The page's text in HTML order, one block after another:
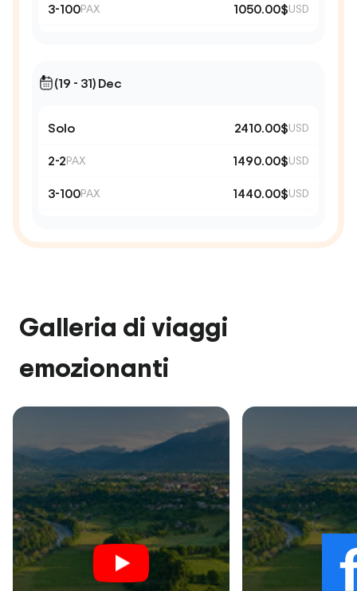
3-100PAX 1050.00$USD
(19 - 31) Dec
Solo 2410.00$USD
2-2PAX 1490.00$USD
3-100PAX 1440.00$USD
Galleria di viaggi
emozionanti